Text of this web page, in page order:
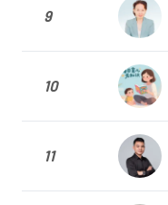
9
10
11